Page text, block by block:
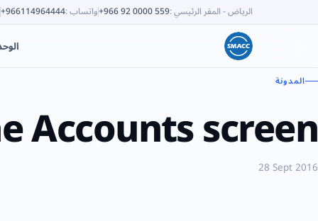
الرياض - المقر الرئيسي:
+966 92 0000 559واتساب:
+966114964444
المدونة
Accounts screen
28 Sept 2016